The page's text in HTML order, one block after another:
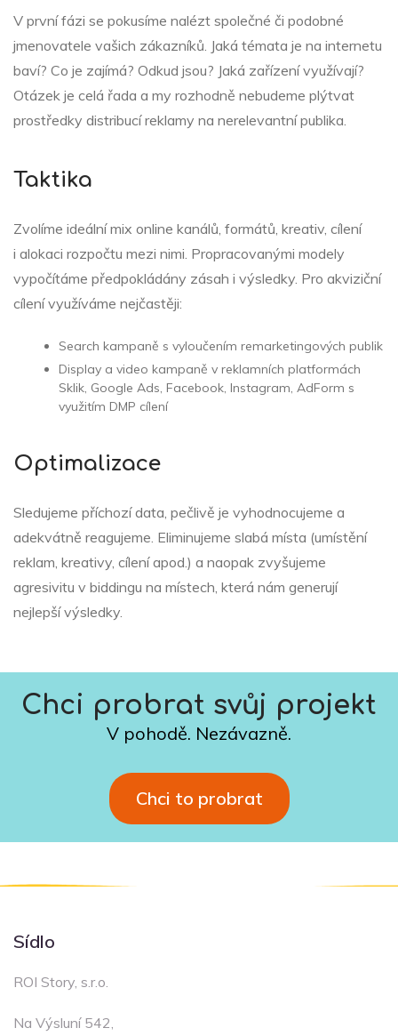
V první fázi se pokusíme nalézt společné či podobné
jmenovatele vašich zákazníků. Jaká témata je na internetu
baví? Co je zajímá? Odkud jsou? Jaká zařízení využívají?
Otázek je celá řada a my rozhodně nebudeme plýtvat
prostředky distribucí reklamy na nerelevantní publika.
Taktika
Zvolíme ideální mix online kanálů, formátů, kreativ, cílení
i alokaci rozpočtu mezi nimi. Propracovanými modely
vypočítáme předpokládány zásah i výsledky. Pro akviziční
cílení využíváme nejčastěji:
Search kampaně s vyloučením remarketingových publik
Display a video kampaně v reklamních platformách
Sklik, Google Ads, Facebook, Instagram, AdForm s
využitím DMP cílení
Optimalizace
Sledujeme příchozí data, pečlivě je vyhodnocujeme a
adekvátně reagujeme. Eliminujeme slabá místa (umístění
reklam, kreativy, cílení apod.) a naopak zvyšujeme
agresivitu v biddingu na místech, která nám generují
nejlepší výsledky.
Chci probrat svůj projekt
V pohodě. Nezávazně.
Chci to probrat
Sídlo
ROI Story, s.r.o.
Na Výsluní 542,